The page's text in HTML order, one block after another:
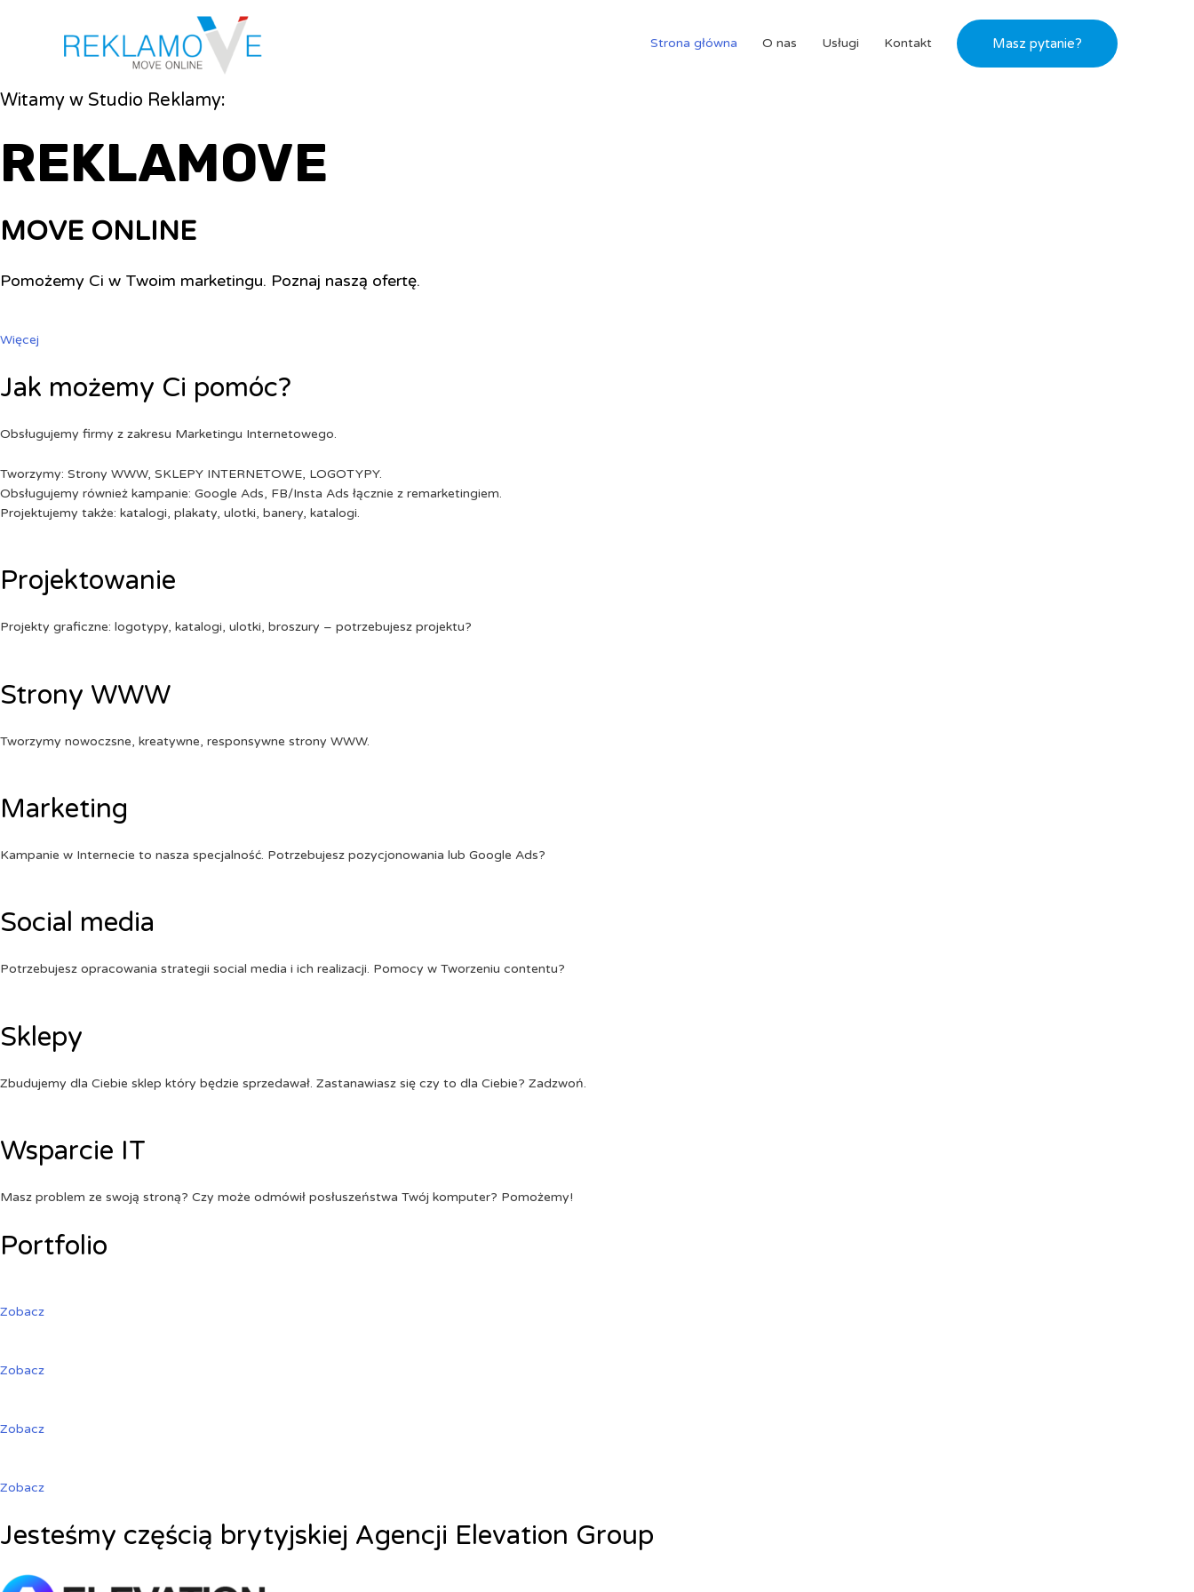
Strona główna O nas Usługi Kontakt Masz pytanie?
Witamy w Studio Reklamy:
REKLAMOVE
MOVE ONLINE
Pomożemy Ci w Twoim marketingu. Poznaj naszą ofertę.
Więcej
Jak możemy Ci pomóc?
Obsługujemy firmy z zakresu Marketingu Internetowego.
Tworzymy: Strony WWW, SKLEPY INTERNETOWE, LOGOTYPY.
Obsługujemy również kampanie: Google Ads, FB/Insta Ads łącznie z remarketingiem.
Projektujemy także: katalogi, plakaty, ulotki, banery, katalogi.
Projektowanie
Projekty graficzne: logotypy, katalogi, ulotki, broszury – potrzebujesz projektu?
Strony WWW
Tworzymy nowoczsne, kreatywne, responsywne strony WWW.
Marketing
Kampanie w Internecie to nasza specjalność. Potrzebujesz pozycjonowania lub Google Ads?
Social media
Potrzebujesz opracowania strategii social media i ich realizacji. Pomocy w Tworzeniu contentu?
Sklepy
Zbudujemy dla Ciebie sklep który będzie sprzedawał. Zastanawiasz się czy to dla Ciebie? Zadzwoń.
Wsparcie IT
Masz problem ze swoją stroną? Czy może odmówił posłuszeństwa Twój komputer? Pomożemy!
Portfolio
Zobacz
Zobacz
Zobacz
Zobacz
Jesteśmy częścią brytyjskiej Agencji Elevation Group